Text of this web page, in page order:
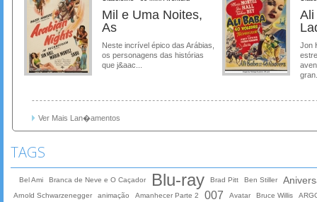
Mil e Uma Noites,
As
Neste incrível épico das Arábias,
os personagens das histórias
que j&aac...
Ali
Jon
Ver Mais Lan�amentos
TAGS
Bel Ami Branca de Neve e O Caçador Blu-ray Brad Pitt Ben Stiller
Arnold Schwarzenegger animação Amanhecer Parte 2 007 Avatar Bruce Willis